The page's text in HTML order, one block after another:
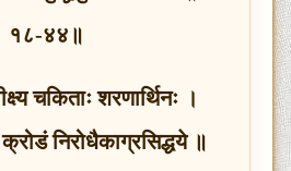
१८-४४॥
चकिताः शरणार्थिनः ।
निरोधैकाग्रसिद्धये ॥